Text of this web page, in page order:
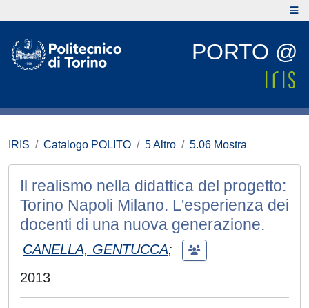
PORTO @
IRIS Catalogo POLITO 5 Altro 5.06 Mostra
Il realismo nella didattica del progetto:
Torino Napoli Milano. L'esperienza dei
docenti di una nuova generazione.
CANELLA, GENTUCCA;
2013